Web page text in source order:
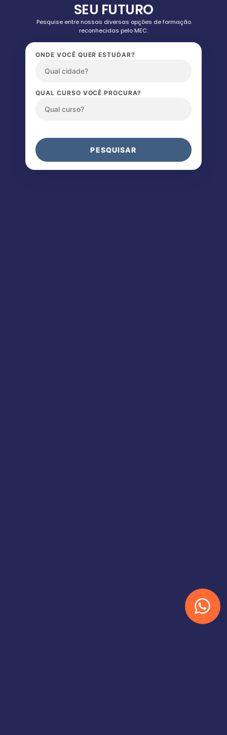
SEU FUTURO
Pesquise entre nossas diversas opções de formação
reconhecidas pelo MEC.
ONDE VOCÊ QUER ESTUDAR?
QUAL CURSO VOCÊ PROCURA?
PESQUISAR